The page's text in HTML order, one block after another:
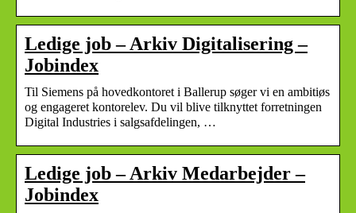
Ledige job – Arkiv Digitalisering –
Jobindex
Til Siemens på hovedkontoret i Ballerup søger vi en ambitiøs
og engageret kontorelev. Du vil blive tilknyttet forretningen
Digital Industries i salgsafdelingen, …
Ledige job – Arkiv Medarbejder –
Jobindex